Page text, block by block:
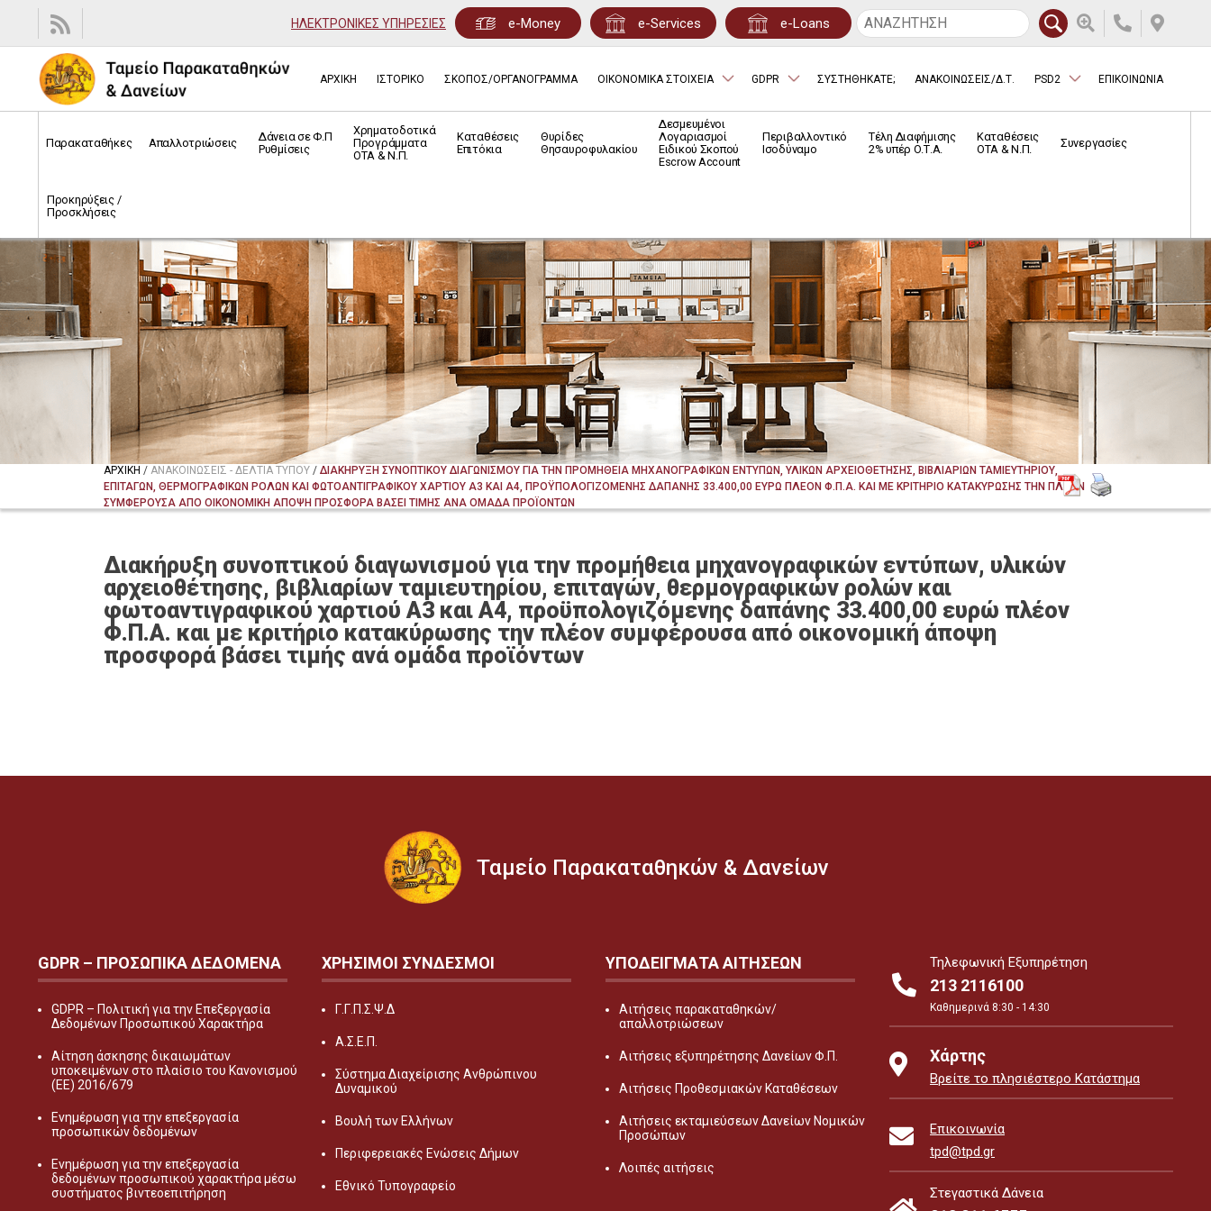
ΗΛΕΚΤΡΟΝΙΚΕΣ ΥΠΗΡΕΣΙΕΣ e-Money e-Services e-Loans
ΑΡΧΙΚΗ ΙΣΤΟΡΙΚΟ ΣΚΟΠΟΣ/ΟΡΓΑΝΟΓΡΑΜΜΑ ΟΙΚΟΝΟΜΙΚΑ ΣΤΟΙΧΕΙΑ GDPR ΣΥΣΤΗΘΗΚΑΤΕ; ΑΝΑΚΟΙΝΩΣΕΙΣ/Δ.Τ. PSD2 ΕΠΙΚΟΙΝΩΝΙΑ
Παρακαταθήκες Απαλλοτριώσεις
Δάνεια σε Φ.Π
Ρυθμίσεις
Χρηματοδοτικά
Προγράμματα
ΟΤΑ & Ν.Π.
Καταθέσεις
Επιτόκια
Θυρίδες
Θησαυροφυλακίου
Δεσμευμένοι
Λογαριασμοί
Ειδικού Σκοπού
Escrow Account
Περιβαλλοντικό
Ισοδύναμο
Τέλη Διαφήμισης
2% υπέρ Ο.Τ.Α.
Καταθέσεις
ΟΤΑ & Ν.Π.
Συνεργασίες
Προκηρύξεις /
Προσκλήσεις
ΑΡΧΙΚΗ / ΑΝΑΚΟΙΝΩΣΕΙΣ - ΔΕΛΤΙΑ ΤΥΠΟΥ/ ΔΙΑΚΗΡΥΞΗ ΣΥΝΟΠΤΙΚΟΥ ΔΙΑΓΩΝΙΣΜΟΥ ΓΙΑ ΤΗΝ ΠΡΟΜΗΘΕΙΑ ΜΗΧΑΝΟΓΡΑΦΙΚΩΝ ΕΝΤΥΠΩΝ, ΥΛΙΚΩΝ ΑΡΧΕΙΟΘΕΤΗΣΗΣ, ΒΙΒΛΙΑΡΙΩΝ ΤΑΜΙΕΥΤΗΡΙΟΥ,
ΕΠΙΤΑΓΩΝ, ΘΕΡΜΟΓΡΑΦΙΚΩΝ ΡΟΛΩΝ ΚΑΙ ΦΩΤΟΑΝΤΙΓΡΑΦΙΚΟΥ ΧΑΡΤΙΟΥ Α3 ΚΑΙ Α4, ΠΡΟΫΠΟΛΟΓΙΖΟΜΕΝΗΣ ΔΑΠΑΝΗΣ 33.400,00 ΕΥΡΩ ΠΛΕΟΝ Φ.Π.Α. ΚΑΙ ΜΕ ΚΡΙΤΗΡΙΟ ΚΑΤΑΚΥΡΩΣΗΣ ΤΗΝ ΠΛΕΟΝ
ΣΥΜΦΕΡΟΥΣΑ ΑΠΟ ΟΙΚΟΝΟΜΙΚΗ ΑΠΟΨΗ ΠΡΟΣΦΟΡΑ ΒΑΣΕΙ ΤΙΜΗΣ ΑΝΑ ΟΜΑΔΑ ΠΡΟΪΟΝΤΩΝ
Διακήρυξη συνοπτικού διαγωνισμού για την προμήθεια μηχανογραφικών εντύπων, υλικών
αρχειοθέτησης, βιβλιαρίων ταμιευτηρίου, επιταγών, θερμογραφικών ρολών και
φωτοαντιγραφικού χαρτιού Α3 και Α4, προϋπολογιζόμενης δαπάνης 33.400,00 ευρώ πλέον
Φ.Π.Α. και με κριτήριο κατακύρωσης την πλέον συμφέρουσα από οικονομική άποψη
προσφορά βάσει τιμής ανά ομάδα προϊόντων
Ταμείο Παρακαταθηκών & Δανείων
GDPR – ΠΡΟΣΩΠΙΚA ΔΕΔΟΜEΝΑ
GDPR – Πολιτική για την Επεξεργασία
Δεδομένων Προσωπικού Χαρακτήρα
Αίτηση άσκησης δικαιωμάτων
υποκειμένων στο πλαίσιο του Κανονισμού
(ΕΕ) 2016/679
Ενημέρωση για την επεξεργασία
προσωπικών δεδομένων
Ενημέρωση για την επεξεργασία
δεδομένων προσωπικού χαρακτήρα μέσω
συστήματος βιντεοεπιτήρηση
ΧΡΗΣΙΜΟΙ ΣΥΝΔΕΣΜΟΙ
Γ.Γ.Π.Σ.Ψ.Δ
Α.Σ.Ε.Π.
Σύστημα Διαχείρισης Ανθρώπινου
Δυναμικού
Βουλή των Ελλήνων
Περιφερειακές Ενώσεις Δήμων
Εθνικό Τυπογραφείο
ΥΠΟΔΕΙΓΜΑΤΑ ΑΙΤΗΣΕΩΝ
Αιτήσεις παρακαταθηκών/
απαλλοτριώσεων
Αιτήσεις εξυπηρέτησης Δανείων Φ.Π.
Αιτήσεις Προθεσμιακών Καταθέσεων
Αιτήσεις εκταμιεύσεων Δανείων Νομικών
Προσώπων
Λοιπές αιτήσεις
Τηλεφωνική Εξυπηρέτηση
213 2116100
Καθημερινά 8:30 - 14:30
Χάρτης
Βρείτε το πλησιέστερο Κατάστημα
Επικοινωνία
tpd@tpd.gr
Στεγαστικά Δάνεια